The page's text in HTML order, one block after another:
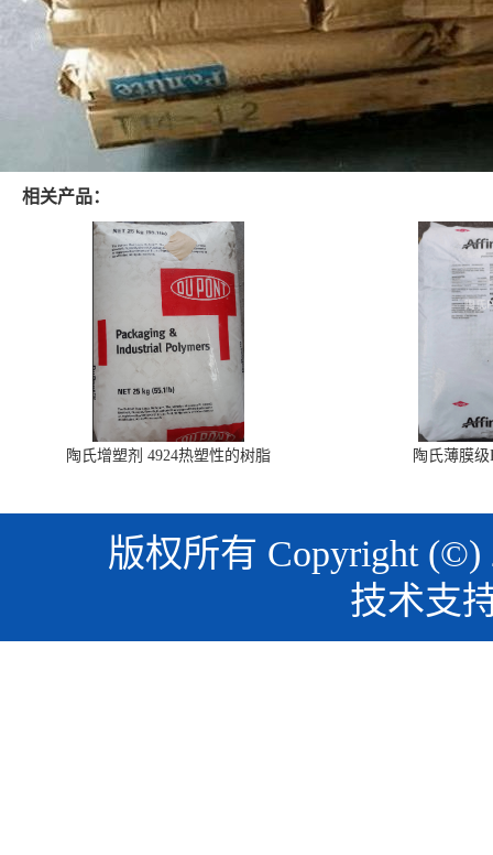
相关产品：
陶氏增塑剂 4924热塑性的树脂 陶氏薄膜级
版权所有 Copyright
技术支